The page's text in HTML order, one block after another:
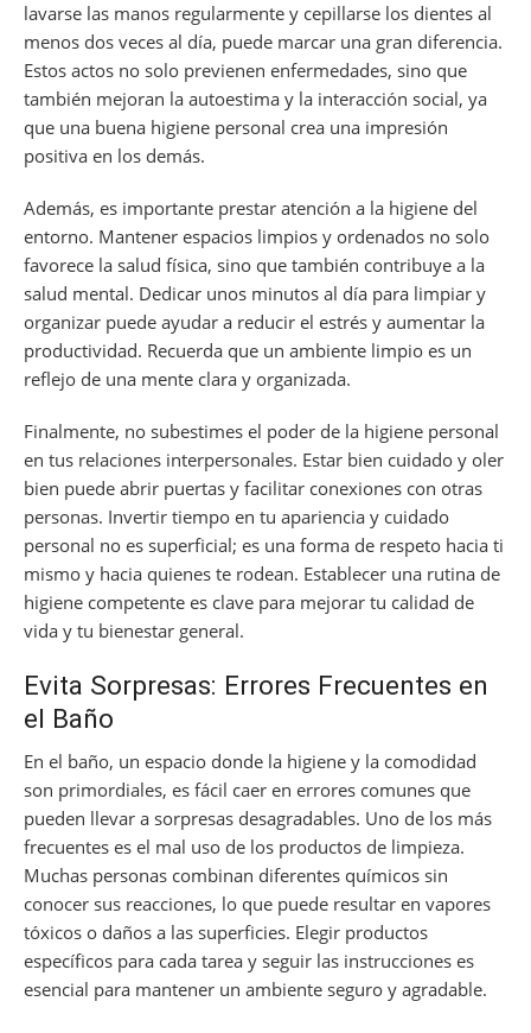
lavarse las manos regularmente y cepillarse los dientes al
menos dos veces al día, puede marcar una gran diferencia.
Estos actos no solo previenen enfermedades, sino que
también mejoran la autoestima y la interacción social, ya
que una buena higiene personal crea una impresión
positiva en los demás.
Además, es importante prestar atención a la higiene del
entorno. Mantener espacios limpios y ordenados no solo
favorece la salud física, sino que también contribuye a la
salud mental. Dedicar unos minutos al día para limpiar y
organizar puede ayudar a reducir el estrés y aumentar la
productividad. Recuerda que un ambiente limpio es un
reflejo de una mente clara y organizada.
Finalmente, no subestimes el poder de la higiene personal
en tus relaciones interpersonales. Estar bien cuidado y oler
bien puede abrir puertas y facilitar conexiones con otras
personas. Invertir tiempo en tu apariencia y cuidado
personal no es superficial; es una forma de respeto hacia ti
mismo y hacia quienes te rodean. Establecer una rutina de
higiene competente es clave para mejorar tu calidad de
vida y tu bienestar general.
Evita Sorpresas: Errores Frecuentes en
el Baño
En el baño, un espacio donde la higiene y la comodidad
son primordiales, es fácil caer en errores comunes que
pueden llevar a sorpresas desagradables. Uno de los más
frecuentes es el mal uso de los productos de limpieza.
Muchas personas combinan diferentes químicos sin
conocer sus reacciones, lo que puede resultar en vapores
tóxicos o daños a las superficies. Elegir productos
específicos para cada tarea y seguir las instrucciones es
esencial para mantener un ambiente seguro y agradable.